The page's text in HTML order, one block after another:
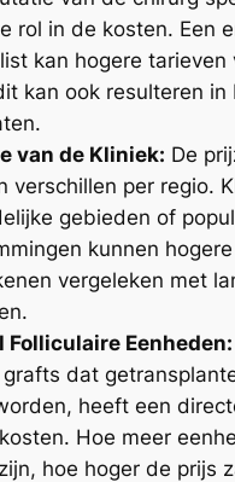
rol in de kosten. Een
kan hogere tarieven
kan ook resulteren in
van de Kliniek: De
verschillen per regio.
gebieden of
kunnen
vergeleken met
Folliculaire Eenheden:
dat
heeft een
Hoe meer
hoe hoger de prijs